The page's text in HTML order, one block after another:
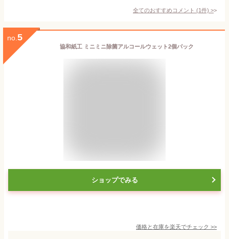
全てのおすすめコメント (1件) >
no. 5
協和紙工 ミニミニ除菌アルコールウェット2個パック
ショップでみる
価格と在庫を楽天でチェック >>